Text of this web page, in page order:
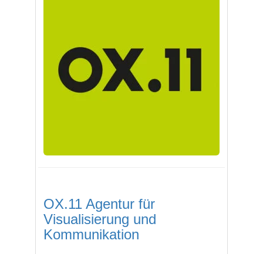
OX.11 Agentur für
Visualisierung und
Kommunikation